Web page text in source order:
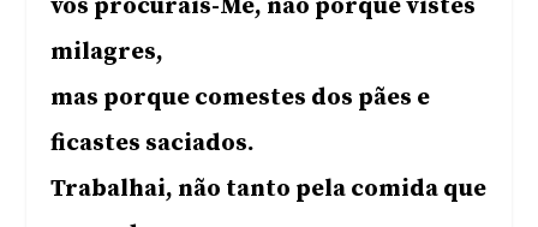
vós procurais-Me, não porque vistes
milagres,
mas porque comestes dos pães e
ficastes saciados.
Trabalhai, não tanto pela comida que